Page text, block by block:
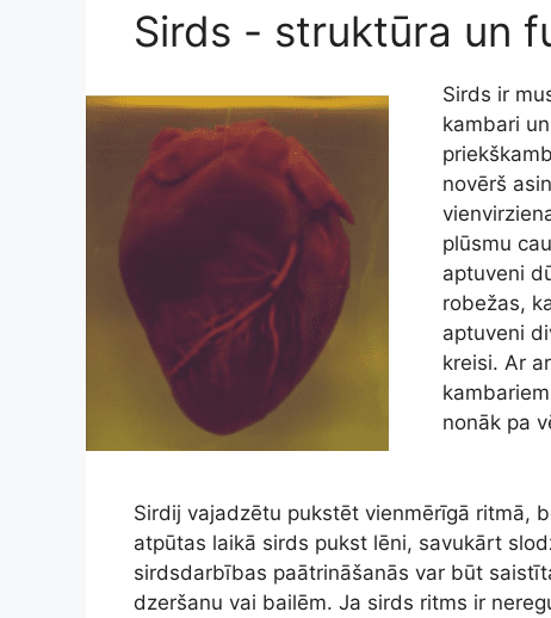
Sirds - struktūra un
Sirds ir
kambari
novērš
plūsmu
aptuveni
robežas,
aptuveni
kreisi. Ar
nonāk pa
Sirdij vajadzētu pukstēt vienmērīgā ritmā,
atpūtas laikā sirds pukst lēni, savukārt
sirdsdarbības paātrināšanās var būt
dzeršanu vai bailēm. Ja sirds ritms ir